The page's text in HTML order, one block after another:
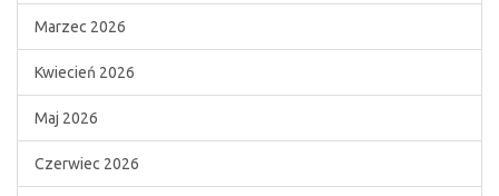
Marzec 2026
Kwiecień 2026
Maj 2026
Czerwiec 2026